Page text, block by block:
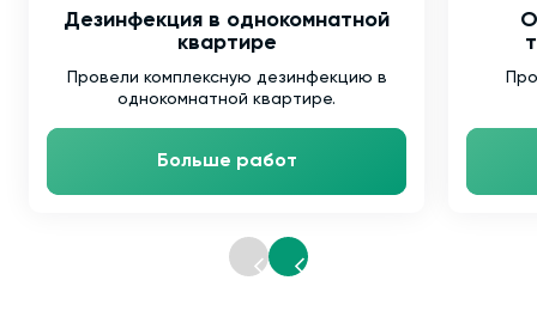
Дезинфекция в однокомнатной
квартире
Провели комплексную дезинфекцию в
однокомнатной квартире.
Больше работ